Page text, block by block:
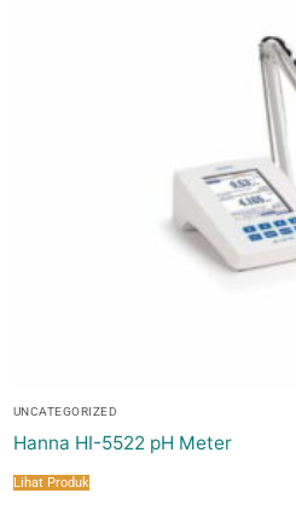
UNCATEGORIZED
Hanna HI-5522 pH Meter
Lihat Produk